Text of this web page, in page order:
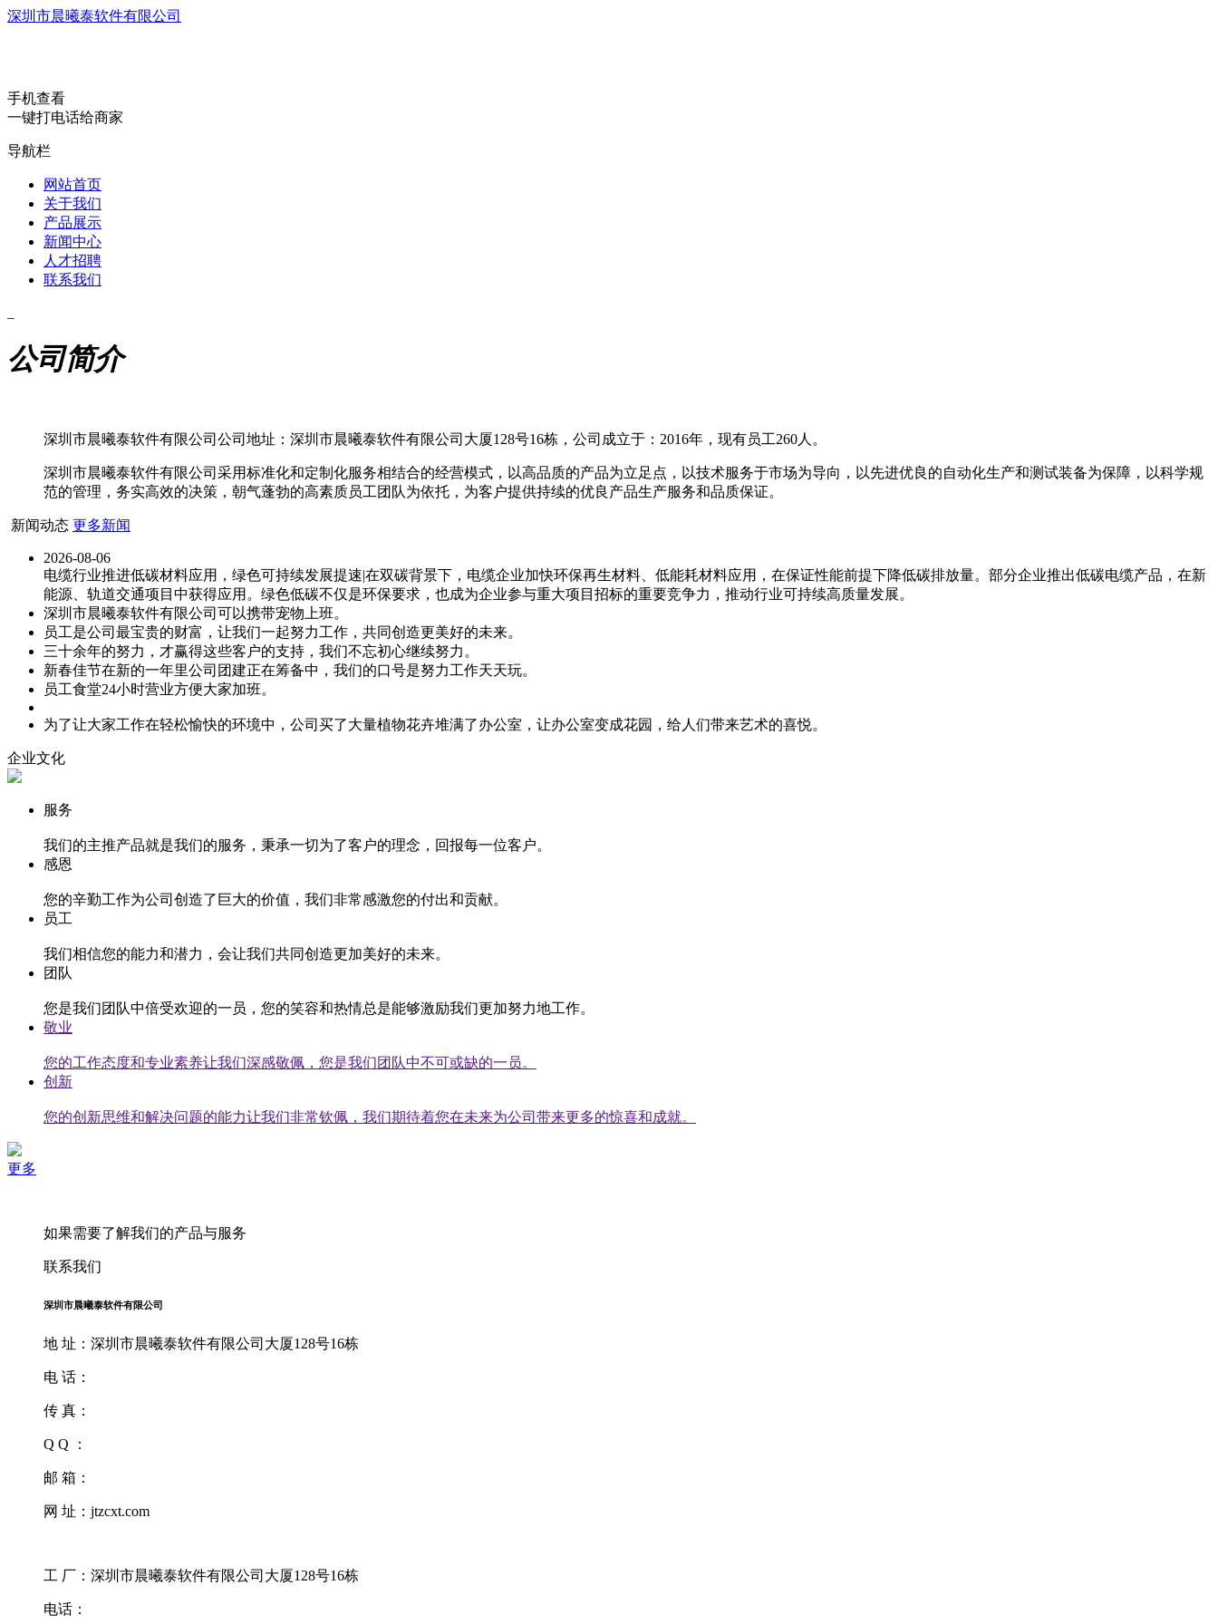
深圳市晨曦泰软件有限公司
手机查看
一键打电话给商家
导航栏
网站首页
关于我们
产品展示
新闻中心
人才招聘
联系我们
公司简介
深圳市晨曦泰软件有限公司公司地址：深圳市晨曦泰软件有限公司大厦128号16栋，公司成立于：2016年，现有员工260人。
深圳市晨曦泰软件有限公司采用标准化和定制化服务相结合的经营模式，以高品质的产品为立足点，以技术服务于市场为导向，以先进优良的自动化生产和测试装备为保障，以科学规
范的管理，务实高效的决策，朝气蓬勃的高素质员工团队为依托，为客户提供持续的优良产品生产服务和品质保证。
新闻动态 更多新闻
2026-08-06
电缆行业推进低碳材料应用，绿色可持续发展提速|在双碳背景下，电缆企业加快环保再生材料、低能耗材料应用，在保证性能前提下降低碳排放量。部分企业推出低碳电缆产品，在新
能源、轨道交通项目中获得应用。绿色低碳不仅是环保要求，也成为企业参与重大项目招标的重要竞争力，推动行业可持续高质量发展。
深圳市晨曦泰软件有限公司可以携带宠物上班。
员工是公司最宝贵的财富，让我们一起努力工作，共同创造更美好的未来。
三十余年的努力，才赢得这些客户的支持，我们不忘初心继续努力。
新春佳节在新的一年里公司团建正在筹备中，我们的口号是努力工作天天玩。
员工食堂24小时营业方便大家加班。
为了让大家工作在轻松愉快的环境中，公司买了大量植物花卉堆满了办公室，让办公室变成花园，给人们带来艺术的喜悦。
企业文化
服务
我们的主推产品就是我们的服务，秉承一切为了客户的理念，回报每一位客户。
感恩
您的辛勤工作为公司创造了巨大的价值，我们非常感激您的付出和贡献。
员工
我们相信您的能力和潜力，会让我们共同创造更加美好的未来。
团队
您是我们团队中倍受欢迎的一员，您的笑容和热情总是能够激励我们更加努力地工作。
敬业
您的工作态度和专业素养让我们深感敬佩，您是我们团队中不可或缺的一员。
创新
您的创新思维和解决问题的能力让我们非常钦佩，我们期待着您在未来为公司带来更多的惊喜和成就。
更多
如果需要了解我们的产品与服务
联系我们
深圳市晨曦泰软件有限公司
地 址：深圳市晨曦泰软件有限公司大厦128号16栋
电 话：
传 真：
Q Q ：
邮 箱：
网 址：jtzcxt.com
工 厂：深圳市晨曦泰软件有限公司大厦128号16栋
电话：